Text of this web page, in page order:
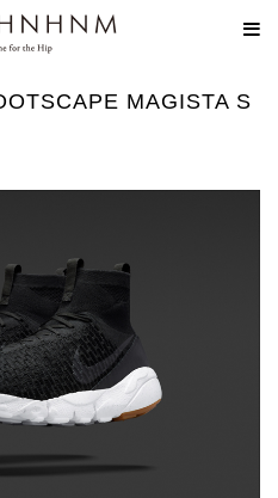
MAGISTA S